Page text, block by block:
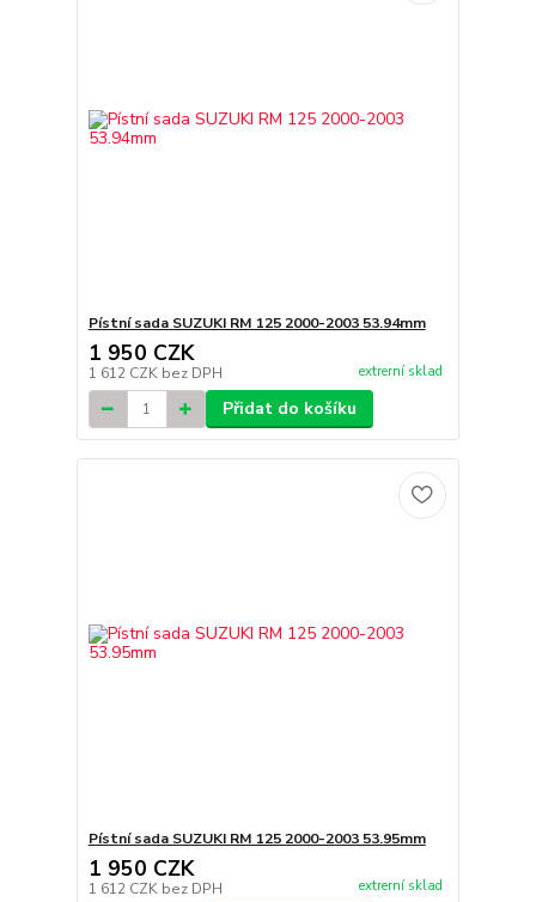
Pístní sada SUZUKI RM 125 2000-2003 53.94mm
1 950 CZK
1 612 CZK bez DPH extrerní sklad
Přidat do košíku
Pístní sada SUZUKI RM 125 2000-2003 53.95mm
1 950 CZK
1 612 CZK bez DPH extrerní sklad